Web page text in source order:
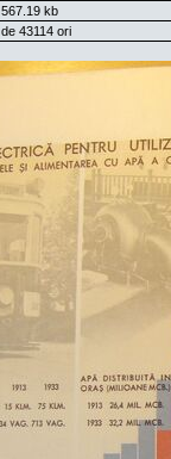
567.19 kb
de 43114 ori